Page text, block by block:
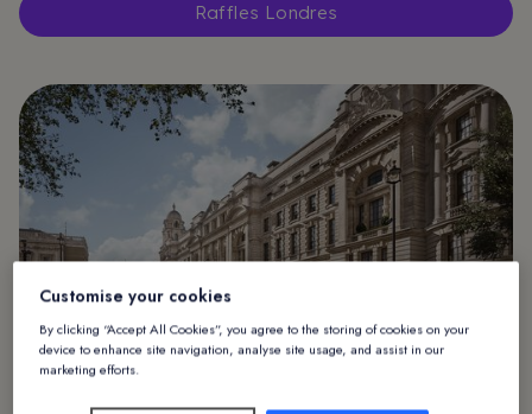
Raffles Londres
Raffles OWO (Old War Offices) Exterior del edificio, fotografía.
Alliantsexpertos en experiencia del cliente, están
Customise your cookies
By clicking “Accept All Cookies”, you agree to the storing of cookies on your
device to enhance site navigation, analyse site usage, and assist in our
marketing efforts.